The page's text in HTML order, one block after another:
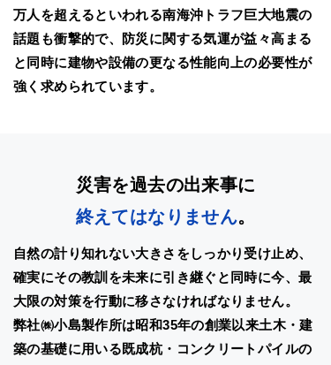
万人を超えるといわれる南海沖トラフ巨大地震の
話題も衝撃的で、防災に関する気運が益々高まる
と同時に建物や設備の更なる性能向上の必要性が
強く求められています。
災害を過去の出来事に
終えてはなりません。
自然の計り知れない大きさをしっかり受け止め、
確実にその教訓を未来に引き継ぐと同時に今、最
大限の対策を行動に移さなければなりません。
弊社㈱小島製作所は昭和35年の創業以来土木・建
築の基礎に用いる既成杭・コンクリートパイルの